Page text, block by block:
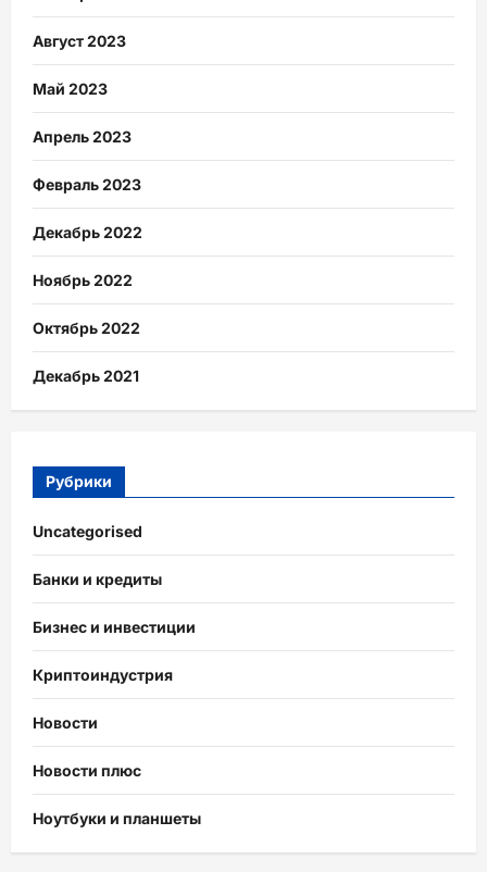
Август 2023
Май 2023
Апрель 2023
Февраль 2023
Декабрь 2022
Ноябрь 2022
Октябрь 2022
Декабрь 2021
Рубрики
Uncategorised
Банки и кредиты
Бизнес и инвестиции
Криптоиндустрия
Новости
Новости плюс
Ноутбуки и планшеты